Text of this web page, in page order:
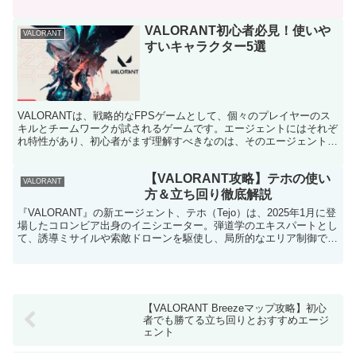
VALORANT
VALORANT初心者必見！使いや
すいキャラクター5選
VALORANTは、戦略的なFPSゲームとして、個々のプレイヤーのス
キルとチームワークが試されるゲームです。エージェントにはそれぞ
れ特性があり、初心者がまず理解すべきなのは、そのエージェントの
VALORANT
【VALORANT攻略】テホの使い
方＆立ち回り徹底解説
『VALORANT』の新エージェント、テホ（Tejo）は、2025年1月に登
場したコロンビア出身のイニシエーター。弾道学のエキスパートとし
て、誘導ミサイルや索敵ドローンを駆使し、局所的なエリア制御で戦
【VALORANT Breezeマップ攻略】初心
者でも勝てる立ち回りとおすすめエージ
ェント